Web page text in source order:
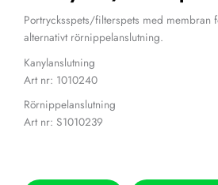
Portrycksspets/filterspets med membran
alternativt rörnippelanslutning.
Kanylanslutning
Art nr: 1010240
Rörnippelanslutning
Art nr: S1010239